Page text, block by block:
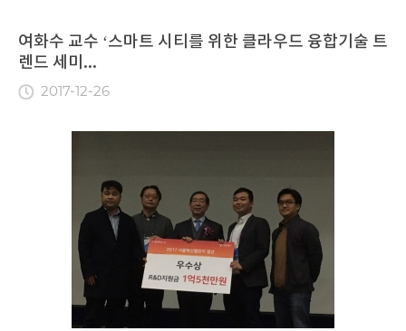
여화수 교수 ‘스마트 시티를 위한 클라우드 융합기술 트
렌드 세미...
2017-12-26